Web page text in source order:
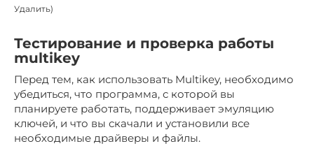
Удалить)
Тестирование и проверка работы
multikey
Перед тем, как использовать Multikey, необходимо
убедиться, что программа, с которой вы
планируете работать, поддерживает эмуляцию
ключей, и что вы скачали и установили все
необходимые драйверы и файлы.